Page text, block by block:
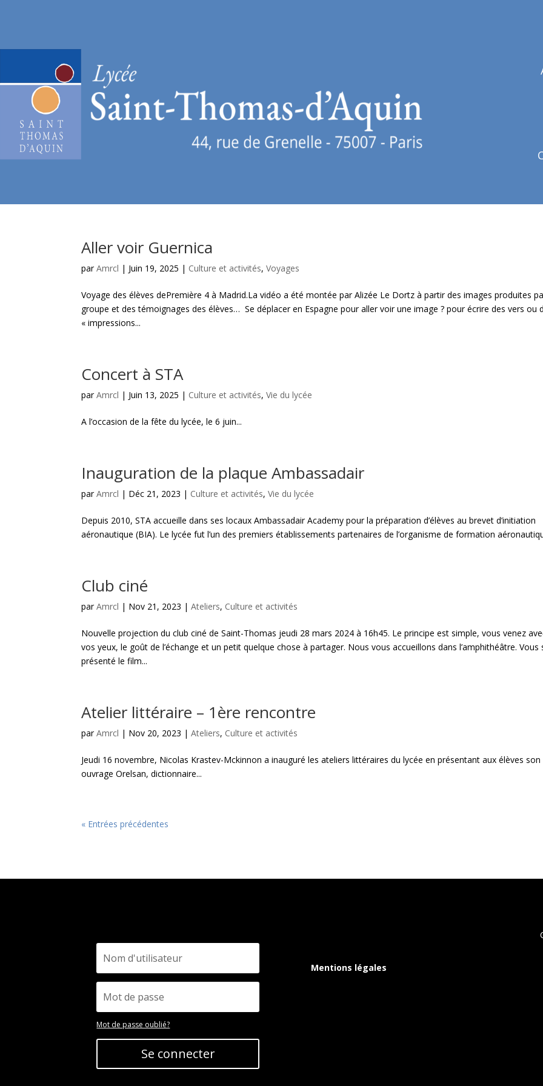
Aller voir Guernica
parAmrcl | Juin 19, 2025 | Culture et activités,Voyages
Voyage des élèves dePremière 4 à Madrid.La vidéo a été montée par Alizée Le Dortz à partir des images produites
groupe et des témoignages des élèves… Se déplacer en Espagne pour aller voir une image ? pour écrire des vers ou
« impressions...
Concert à STA
parAmrcl | Juin 13, 2025 | Culture et activités,Vie du lycée
A l’occasion de la fête du lycée, le 6 juin...
Inauguration de la plaque Ambassadair
parAmrcl | Déc 21, 2023 | Culture et activités,Vie du lycée
Depuis 2010, STA accueille dans ses locaux Ambassadair Academy pour la préparation d’élèves au brevet d’initiation
aéronautique (BIA). Le lycée fut l’un des premiers établissements partenaires de l’organisme de formation
Club ciné
parAmrcl | Nov 21, 2023 |Ateliers, Culture et activités
Nouvelle projection du club ciné de Saint-Thomas jeudi 28 mars 2024 à 16h45. Le principe est simple, vous venez
vos yeux, le goût de l’échange et un petit quelque chose à partager. Nous vous accueillons dans l’amphithéâtre. Vous
présenté le film...
Atelier littéraire – 1ère rencontre
parAmrcl | Nov 20, 2023 |Ateliers, Culture et activités
Jeudi 16 novembre, Nicolas Krastev-Mckinnon a inauguré les ateliers littéraires du lycée en présentant aux élèves son
ouvrage Orelsan, dictionnaire...
« Entrées précédentes
Mot de passe oublié?
Se connecter
Mentions légales